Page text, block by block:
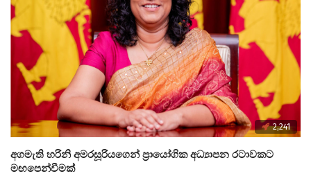
2,241
අගමැති හරිනි අමරසූරියගෙන් ප්‍රායෝගික අධ්‍යාපන රටාවකට
මඟපෙන්වීමක්